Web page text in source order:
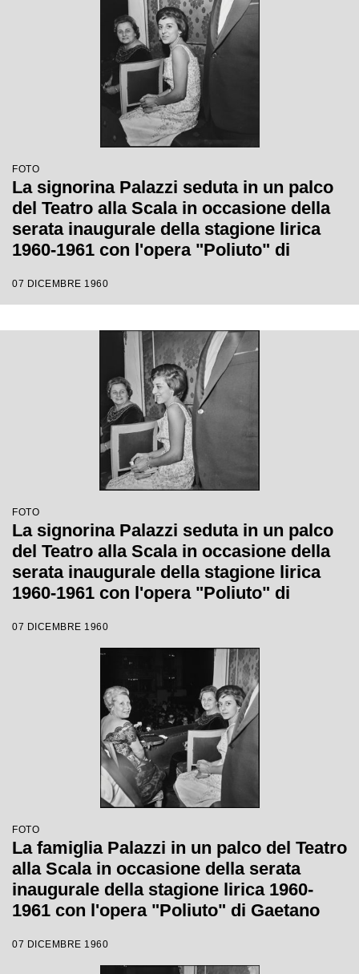
FOTO
La signorina Palazzi seduta in un palco
del Teatro alla Scala in occasione della
serata inaugurale della stagione lirica
1960-1961 con l'opera "Poliuto" di
Votto con la regia di Herbert Graf
07 DICEMBRE 1960
FOTO
La signorina Palazzi seduta in un palco
del Teatro alla Scala in occasione della
serata inaugurale della stagione lirica
1960-1961 con l'opera "Poliuto" di
Votto con la regia di Herbert Graf
07 DICEMBRE 1960
FOTO
La famiglia Palazzi in un palco del Teatro
alla Scala in occasione della serata
inaugurale della stagione lirica 1960-
1961 con l'opera "Poliuto" di Gaetano
la regia di Herbert Graf
07 DICEMBRE 1960